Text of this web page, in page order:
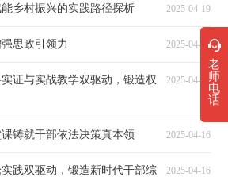
乡村振兴的实践路径探析 2025-04-19
思政引领力 2025-04-17
证与实战教学双驱动，锻造权
2025-04-16
铸就干部依法决策真本领 2025-04-16
践双驱动，锻造新时代干部综
2025-04-16
老
师
电
话